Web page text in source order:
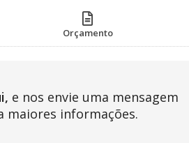
Orçamento
e nos envie uma mensagem
maiores informações.